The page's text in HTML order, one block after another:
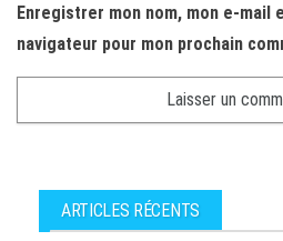
Enregistrer mon nom, mon e-mail
navigateur pour mon prochain
ARTICLES RÉCENTS